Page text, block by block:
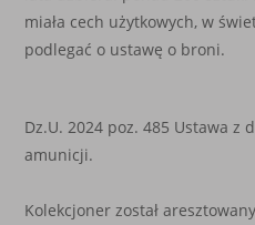
miała cech użytkowych, w
podlegać o ustawę o broni.
Dz.U. 2024 poz. 485 Ustawa z
amunicji.
Kolekcjoner został